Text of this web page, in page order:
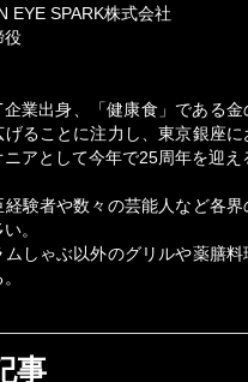
EYE SPARK株式会社
役
業出身、「健康食」である金
げることに注力し、東京銀座
アとして今年で25周年を迎え
経験者や数々の芸能人など各界
。
ムしゃぶ以外のグリルや薬膳
事